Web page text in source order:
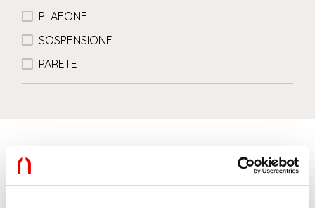
PLAFONE
SOSPENSIONE
PARETE
Accessori di completamento